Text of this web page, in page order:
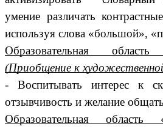
умение различать
используя слова «большой»,
Образовательная
(Приобщение к
- Воспитывать интерес к
отзывчивость и желание
Образовательная область